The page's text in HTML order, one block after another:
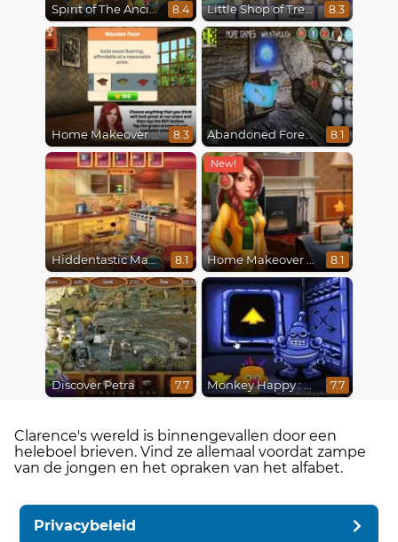
Spirit of The Ancient Forest 8.4 Little Shop of Treasures 8.3
Home Makeover Hidden Object 8.3 Abandoned Forest House 8.1
Hiddentastic Mansion 8.1 Home Makeover 2 Hidden Object 8.1
Discover Petra 7.7 Monkey Happy : Stage 0112 7.7
Clarence's wereld is binnengevallen door een
heleboel brieven. Vind ze allemaal voordat zampe
van de jongen en het opraken van het alfabet.
Privacybeleid